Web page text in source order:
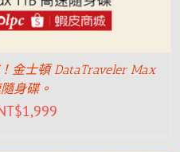
金士頓 DataTraveler Max
身碟。
1,999